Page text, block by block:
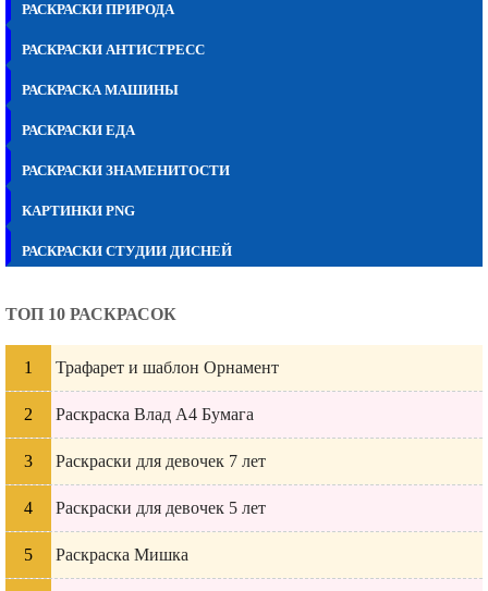
РАСКРАСКИ ПРИРОДА
РАСКРАСКИ АНТИСТРЕСС
РАСКРАСКА МАШИНЫ
РАСКРАСКИ ЕДА
РАСКРАСКИ ЗНАМЕНИТОСТИ
КАРТИНКИ PNG
РАСКРАСКИ СТУДИИ ДИСНЕЙ
ТОП 10 РАСКРАСОК
Трафарет и шаблон Орнамент
Раскраска Влад А4 Бумага
Раскраски для девочек 7 лет
Раскраски для девочек 5 лет
Раскраска Мишка